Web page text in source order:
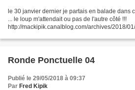
le 30 janvier dernier je partais en balade dans
... le loup m'attendait ou pas de l'autre côté !!!
http://mackipik.canalblog.com/archives/2018/
Ronde Ponctuelle 04
Publié le 29/05/2018 à 09:37
Par Fred Kipik